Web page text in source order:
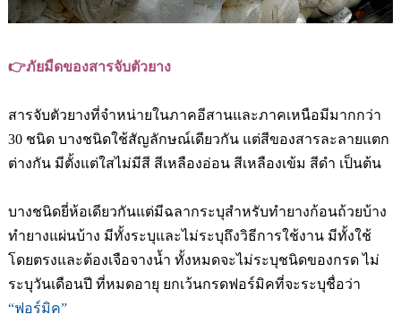
👉ภัยมืดของสารจับตัวยาง
สารจับตัวยางที่จำหน่ายในภาคอีสานและภาคเหนือมีมากกว่า
30 ชนิด บางชนิดใช้สัญลักษณ์เดียวกัน แต่สีของสารละลายแตก
ต่างกัน มีตั้งแต่ใสไม่มีสี สีเหลืองอ่อน สีเหลืองเข้ม สีด เป็นต้น
บางชนิดยี่ห้อเดียวกันแต่มีฉลากระบุสำหรับทยางก้อนถ้วยบ้าง
ทยางแผ่นบ้าง มีทั้งระบุและไม่ระบุถึงวิธีการใช้งาน มีทั้งใช้
โดยตรงและต้องเจือจางน ทั้งหมดจะไม่ระบุชนิดของกรด ไม่
ระบุวันเดือนปี ที่หมดอายุ ยกเว้นกรดฟอร์มิคที่จะระบุชื่อว่า
“ฟอร์มิค”